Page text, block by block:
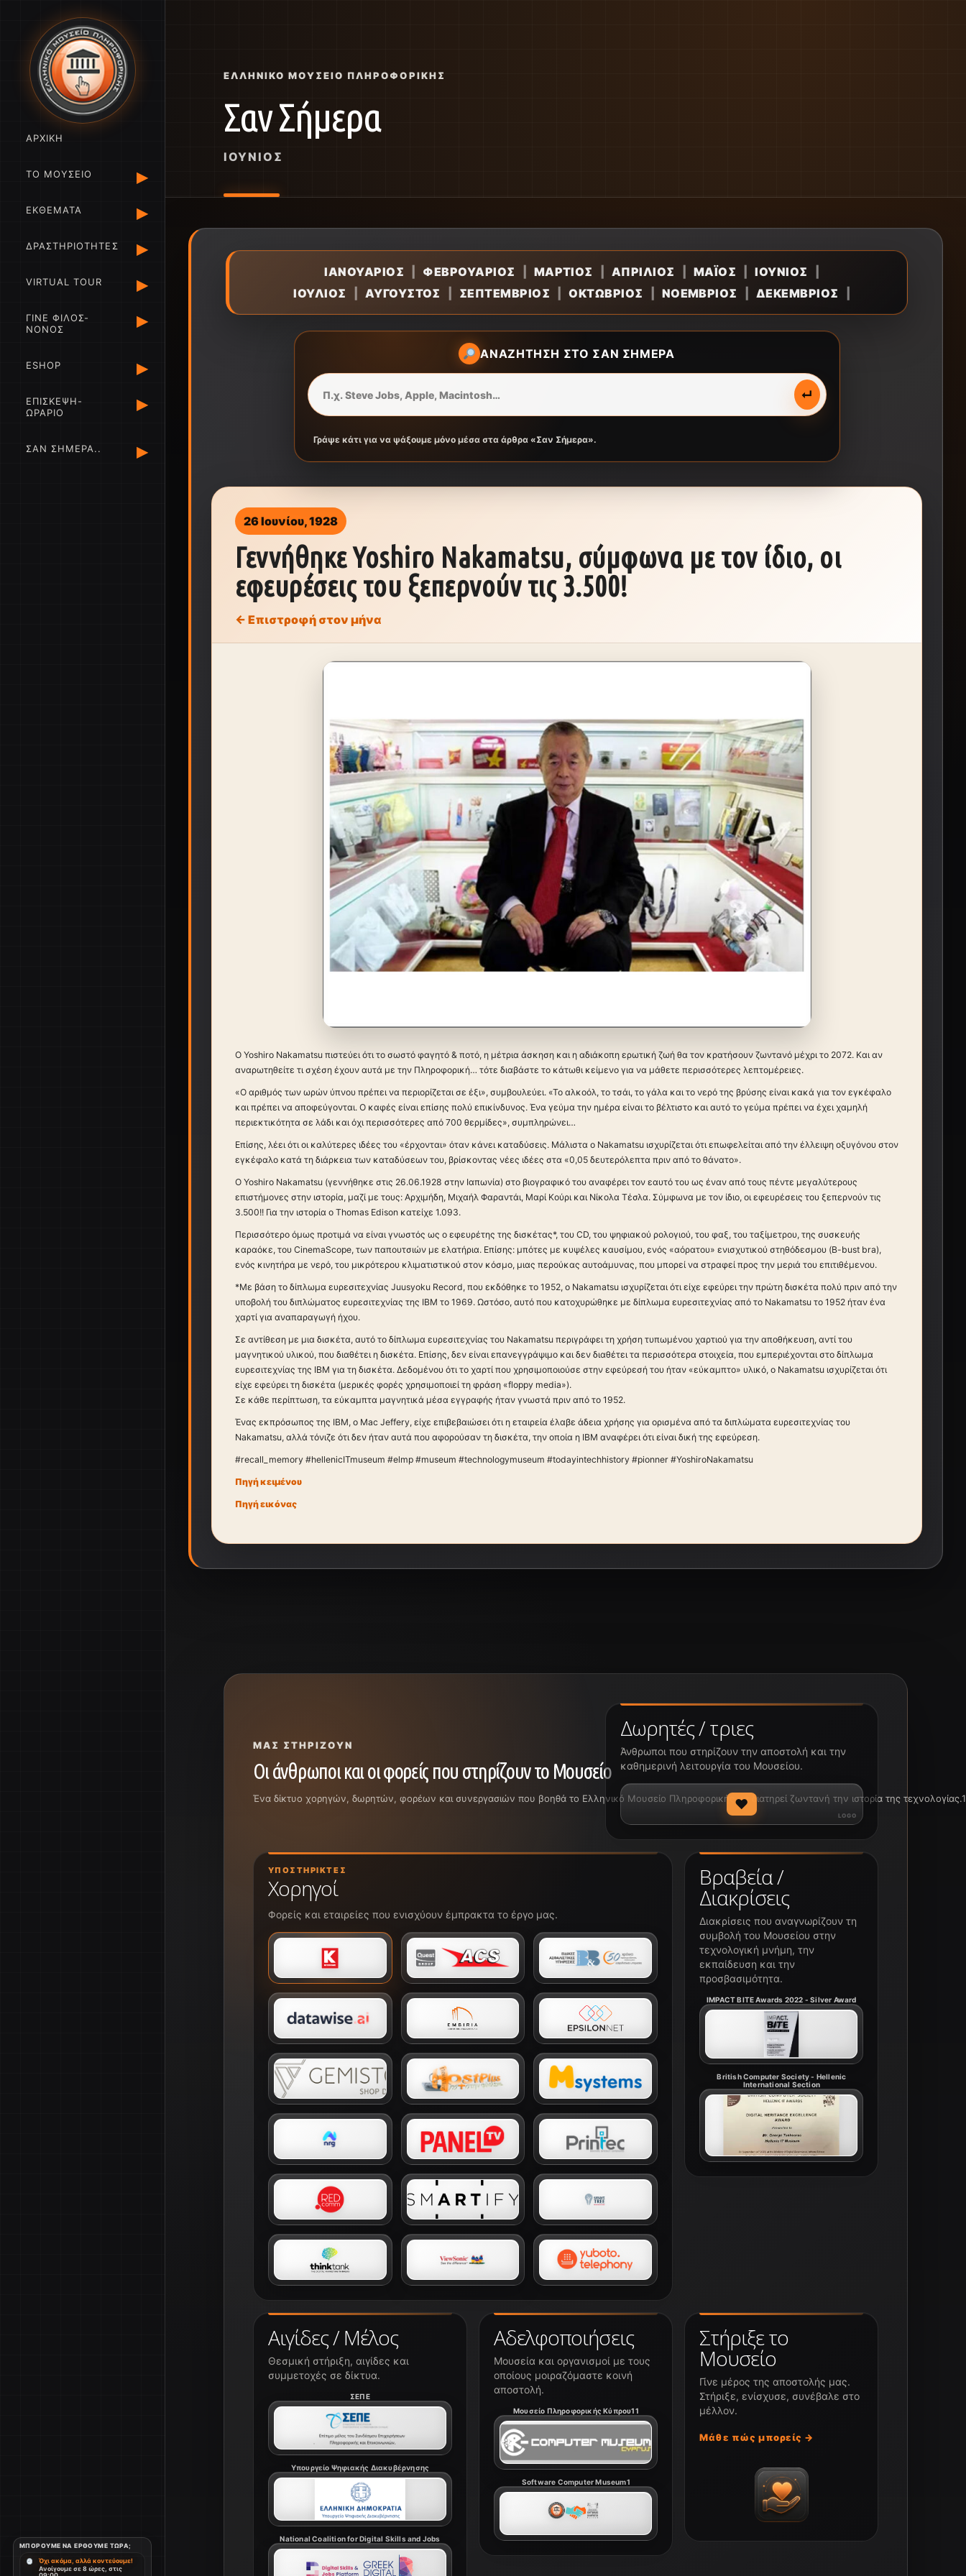
ΑΡΧΙΚΗ
ΤΟ ΜΟΥΣΕΙΟ ▸
ΕΚΘΕΜΑΤΑ ▸
ΔΡΑΣΤΗΡΙΟΤΗΤΕΣ ▸
VIRTUAL TOUR ▸
ΓΙΝΕ ΦΙΛΟΣ-
ΝΟΝΟΣ
▸
ESHOP ▸
ΕΠΙΣΚΕΨΗ-
ΩΡΑΡΙΟ
▸
ΣΑΝ ΣΗΜΕΡΑ.. ▸
ΜΠΟΡΟΎΜΕ ΝΑ ΈΡΘΟΥΜΕ ΤΏΡΑ;
Όχι ακόμα, αλλά κοντεύουμε!
Ανοίγουμε σε 8 ώρες, στις
ΕΛΛΗΝΙΚΌ ΜΟΥΣΕΊΟ ΠΛΗΡΟΦΟΡΙΚΉΣ
Σαν Σήμερα
ΙΟΎΝΙΟΣ
ΙΑΝΟΥΑΡΙΟΣ ΦΕΒΡΟΥΑΡΙΟΣ ΜΑΡΤΙΟΣ ΑΠΡΙΛΙΟΣ ΜΑΪΟΣ ΙΟΥΝΙΟΣ
ΙΟΥΛΙΟΣ
ΑΥΓΟΥΣΤΟΣ ΣΕΠΤΕΜΒΡΙΟΣ ΟΚΤΩΒΡΙΟΣ ΝΟΕΜΒΡΙΟΣ ΔΕΚΕΜΒΡΙΟΣ
ΑΝΑΖΉΤΗΣΗ ΣΤΟ ΣΑΝ ΣΉΜΕΡΑ
↵
Γράψε κάτι για να ψάξουμε μόνο μέσα στα άρθρα «Σαν Σήμερα».
26 Ιουνίου, 1928
Γεννήθηκε Yoshiro Nakamatsu, σύμφωνα με τον ίδιο, οι
εφευρέσεις του ξεπερνούν τις 3.500!
← Επιστροφή στον μήνα
Ο Yoshiro Nakamatsu πιστεύει ότι το σωστό φαγητό & ποτό, η μέτρια άσκηση και η αδιάκοπη ερωτική ζωή θα τον κρατήσουν ζωντανό μέχρι το 2072. Και αν
αναρωτηθείτε τι σχέση έχουν αυτά με την Πληροφορική… τότε διαβάστε το κάτωθι κείμενο για να μάθετε περισσότερες λεπτομέρειες.
«Ο αριθμός των ωρών ύπνου πρέπει να περιορίζεται σε έξι», συμβουλεύει. «Το αλκοόλ, το τσάι, το γάλα και το νερό της βρύσης είναι κακά για τον εγκέφαλο
και πρέπει να αποφεύγονται. Ο καφές είναι επίσης πολύ επικίνδυνος. Ένα γεύμα την ημέρα είναι το βέλτιστο και αυτό το γεύμα πρέπει να έχει χαμηλή
περιεκτικότητα σε λάδι και όχι περισσότερες από 700 θερμίδες», συμπληρώνει…
Επίσης, λέει ότι οι καλύτερες ιδέες του «έρχονται» όταν κάνει καταδύσεις. Μάλιστα ο Nakamatsu ισχυρίζεται ότι επωφελείται από την έλλειψη οξυγόνου στον
εγκέφαλο κατά τη διάρκεια των καταδύσεων του, βρίσκοντας νέες ιδέες στα «0,05 δευτερόλεπτα πριν από το θάνατο».
Ο Yoshiro Nakamatsu (γεννήθηκε στις 26.06.1928 στην Ιαπωνία) στο βιογραφικό του αναφέρει τον εαυτό του ως έναν από τους πέντε μεγαλύτερους
επιστήμονες στην ιστορία, μαζί με τους: Αρχιμήδη, Μιχαήλ Φαραντάι, Μαρί Κούρι και Νίκολα Τέσλα. Σύμφωνα με τον ίδιο, οι εφευρέσεις του ξεπερνούν τις
3.500!! Για την ιστορία ο Thomas Edison κατείχε 1.093.
Περισσότερο όμως προτιμά να είναι γνωστός ως ο εφευρέτης της δισκέτας*, του CD, του ψηφιακού ρολογιού, του φαξ, του ταξίμετρου, της συσκευής
καραόκε, του CinemaScope, των παπουτσιών με ελατήρια. Επίσης: μπότες με κυψέλες καυσίμου, ενός «αόρατου» ενισχυτικού στηθόδεσμου (B-bust bra),
ενός κινητήρα με νερό, του μικρότερου κλιματιστικού στον κόσμο, μιας περούκας αυτοάμυνας, που μπορεί να στραφεί προς την μεριά του επιτιθέμενου.
*Με βάση το δίπλωμα ευρεσιτεχνίας Juusyoku Record, που εκδόθηκε το 1952, ο Nakamatsu ισχυρίζεται ότι είχε εφεύρει την πρώτη δισκέτα πολύ πριν από την
υποβολή του διπλώματος ευρεσιτεχνίας της IBM το 1969. Ωστόσο, αυτό που κατοχυρώθηκε με δίπλωμα ευρεσιτεχνίας από το Nakamatsu το 1952 ήταν ένα
χαρτί για αναπαραγωγή ήχου.
Σε αντίθεση με μια δισκέτα, αυτό το δίπλωμα ευρεσιτεχνίας του Nakamatsu περιγράφει τη χρήση τυπωμένου χαρτιού για την αποθήκευση, αντί του
μαγνητικού υλικού, που διαθέτει η δισκέτα. Επίσης, δεν είναι επανεγγράψιμο και δεν διαθέτει τα περισσότερα στοιχεία, που εμπεριέχονται στο δίπλωμα
ευρεσιτεχνίας της IBM για τη δισκέτα. Δεδομένου ότι το χαρτί που χρησιμοποιούσε στην εφεύρεσή του ήταν «εύκαμπτο» υλικό, ο Nakamatsu ισχυρίζεται ότι
είχε εφεύρει τη δισκέτα (μερικές φορές χρησιμοποιεί τη φράση «floppy media»).
Σε κάθε περίπτωση, τα εύκαμπτα μαγνητικά μέσα εγγραφής ήταν γνωστά πριν από το 1952.
Ένας εκπρόσωπος της IBM, ο Mac Jeffery, είχε επιβεβαιώσει ότι η εταιρεία έλαβε άδεια χρήσης για ορισμένα από τα διπλώματα ευρεσιτεχνίας του
Nakamatsu, αλλά τόνιζε ότι δεν ήταν αυτά που αφορούσαν τη δισκέτα, την οποία η IBM αναφέρει ότι είναι δική της εφεύρεση.
#recall_memory #hellenicITmuseum #elmp #museum #technologymuseum #todayintechhistory #pionner #YoshiroNakamatsu
Πηγή κειμένου
Πηγή εικόνας
ΜΑΣ ΣΤΗΡΊΖΟΥΝ
Οι άνθρωποι και οι φορείς που στηρίζουν το Μουσείο
Ένα δίκτυο χορηγών, δωρητών, φορέων και συνεργασιών που βοηθά το Ελληνικό Μουσείο Πληροφορικής να διατηρεί ζωντανή την ιστορία της τεχνολογίας.1
Δωρητές / τριες
Άνθρωποι που στηρίζουν την αποστολή και την
καθημερινή λειτουργία του Μουσείου.
♥
ΥΠΟΣΤΗΡΙΚΤΈΣ
Χορηγοί
Φορείς και εταιρείες που ενισχύουν έμπρακτα το έργο μας.
Αδελφοποιήσεις
Μουσεία και οργανισμοί με τους
οποίους μοιραζόμαστε κοινή
αποστολή.
Μουσείο Πληροφορικής Κύπρου11
Software Computer Museum1
Αιγίδες / Μέλος
Θεσμική στήριξη, αιγίδες και
συμμετοχές σε δίκτυα.
ΣΕΠΕ
Υπουργείο Ψηφιακής Διακυβέρνησης
National Coalition for Digital Skills and Jobs
Βραβεία /
Διακρίσεις
Διακρίσεις που αναγνωρίζουν τη
συμβολή του Μουσείου στην
τεχνολογική μνήμη, την
εκπαίδευση και την
προσβασιμότητα.
IMPACT BITE Awards 2022 - Silver Award
British Computer Society - Hellenic
International Section
Στήριξε το
Μουσείο
Γίνε μέρος της αποστολής μας.
Στήριξε, ενίσχυσε, συνέβαλε στο
μέλλον.
Μάθε πώς μπορείς →